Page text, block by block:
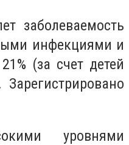
заболеваемость
инфекциями и
(за счет детей
уровнями